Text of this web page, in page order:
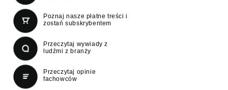
Poznaj nasze płatne treści i
zostań subskrybentem
Przeczytaj wywiady z
ludźmi z branży
Przeczytaj opinie
fachowców